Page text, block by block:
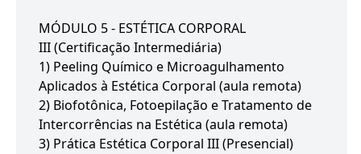
MÓDULO 5 - ESTÉTICA CORPORAL
III (Certificação Intermediária)
1) Peeling Químico e Microagulhamento
Aplicados à Estética Corporal (aula remota)
2) Biofotônica, Fotoepilação e Tratamento de
Intercorrências na Estética (aula remota)
3) Prática Estética Corporal III (Presencial)